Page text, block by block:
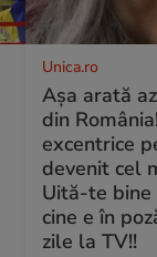
Unica.ro
Așa arată
din
excentrice
devenit cel
Uită-te bine
cine e în
zile la TV!!